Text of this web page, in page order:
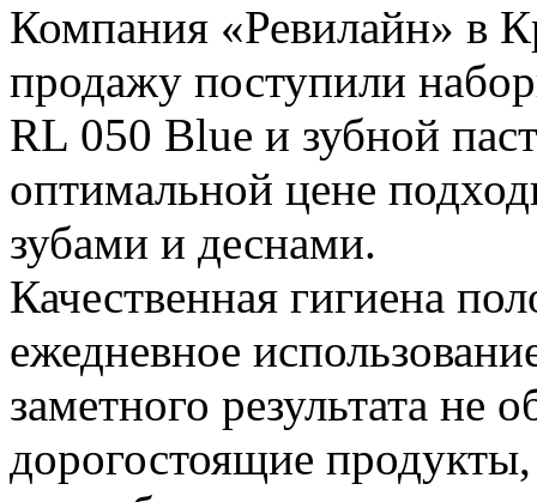
Компания «Ревилайн» в
продажу поступили
RL 050 Blue и зубной
оптимальной цене
зубами и деснами.
Качественная гигиена
ежедневное
заметного результата не
дорогостоящие